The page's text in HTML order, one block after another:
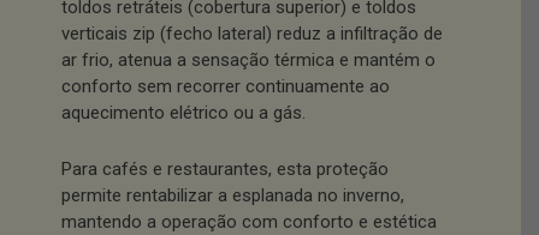
toldos retráteis (cobertura superior) e toldos
verticais zip (fecho lateral) reduz a infiltração de
ar frio, atenua a sensação térmica e mantém o
conforto sem recorrer continuamente ao
aquecimento elétrico ou a gás.
Para cafés e restaurantes, esta proteção
permite rentabilizar a esplanada no inverno,
mantendo a operação com conforto e estética